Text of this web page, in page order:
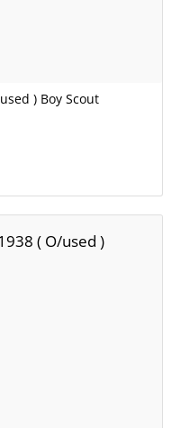
) Boy Scout